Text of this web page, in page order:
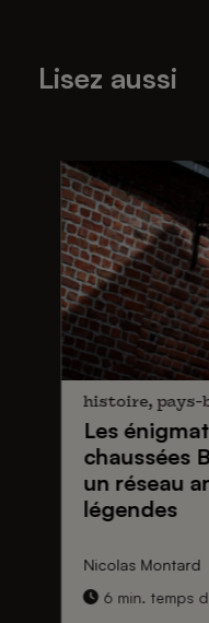
Lisez aussi
histoire, pays-
Les
chaussées
un réseau
légendes
Nicolas Montard
6 min. temps